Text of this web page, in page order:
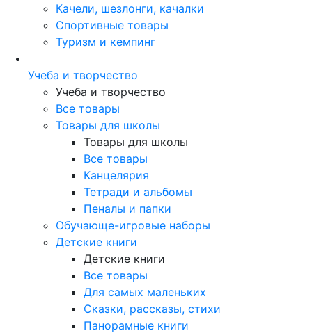
Качели, шезлонги, качалки
Спортивные товары
Туризм и кемпинг
Учеба и творчество
Учеба и творчество
Все товары
Товары для школы
Товары для школы
Все товары
Канцелярия
Тетради и альбомы
Пеналы и папки
Обучающе-игровые наборы
Детские книги
Детские книги
Все товары
Для самых маленьких
Сказки, рассказы, стихи
Панорамные книги